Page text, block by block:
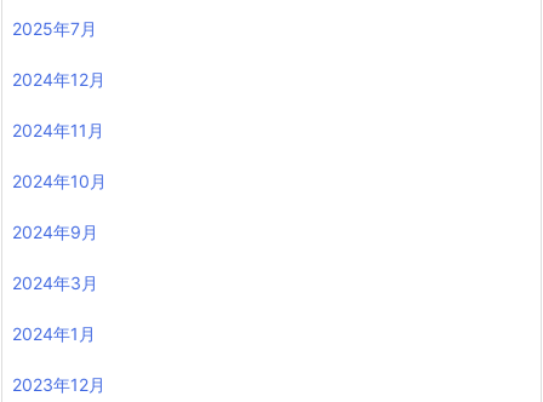
2025年7月
2024年12月
2024年11月
2024年10月
2024年9月
2024年3月
2024年1月
2023年12月